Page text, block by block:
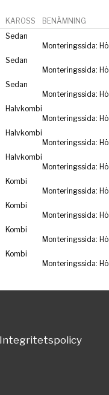
KAROSS
BENÄMNING
Sedan
Monteringssida: Hö
Sedan
Monteringssida: Hö
Sedan
Monteringssida: Hö
Halvkombi
Monteringssida: Hö
Halvkombi
Monteringssida: Hö
Halvkombi
Monteringssida: Hö
Kombi
Monteringssida: Hö
Kombi
Monteringssida: Hö
Kombi
Monteringssida: Hö
Kombi
Monteringssida: Hö
Integritetspolicy